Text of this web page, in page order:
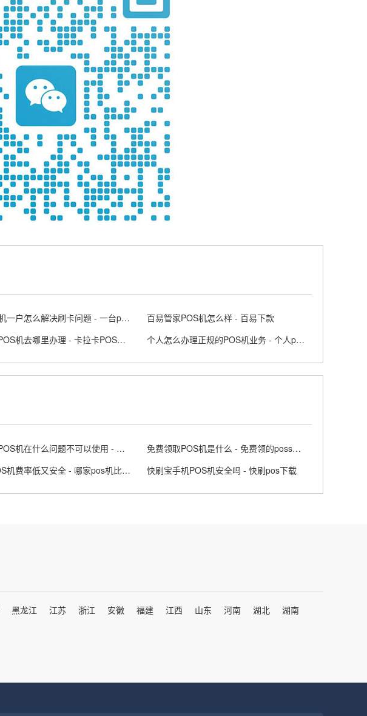
POS一机一户怎么解决刷卡问题 - 一台pos机可以两个人用吗
百易管家POS机怎么样 - 百易下款
卡拉卡POS机去哪里办理 - 卡拉卡POS是什么意思 个人怎么办理正规的POS机业务 - 个人pos机申请步骤
拉卡拉POS机在什么问题不可以使用 - 拉卡拉不能刷卡了吗
免费领取POS机是什么 - 免费领的poss机可靠吗
哪家POS机费率低又安全 - 哪家pos机比较好 快刷宝手机POS机安全吗 - 快刷pos下载
黑龙江 江苏 浙江 安徽 福建 江西 山东 河南 湖北
湖南